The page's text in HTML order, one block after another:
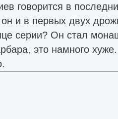
говорится в
он и в первых двух
серии? Он стал
это намного